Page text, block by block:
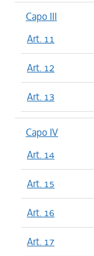
Capo III
Art. 11
Art. 12
Art. 13
Capo IV
Art. 14
Art. 15
Art. 16
Art. 17